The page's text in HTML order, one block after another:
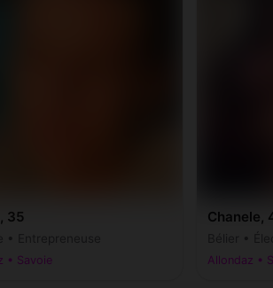
35
• Savoie
Chanele,
Allondaz •